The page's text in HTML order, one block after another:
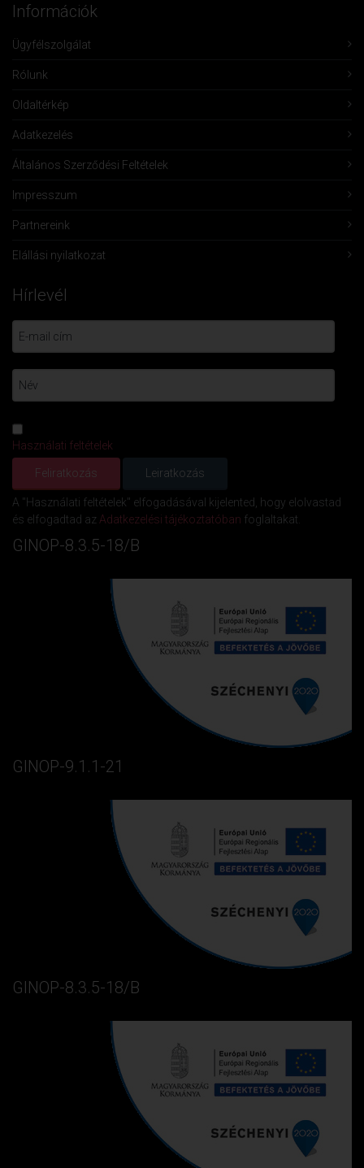
Információk
Ügyfélszolgálat
Rólunk
Oldaltérkép
Adatkezelés
Általános Szerződési Feltételek
Impresszum
Partnereink
Elállási nyilatkozat
Hírlevél
Használati feltételek
A "Használati feltételek" elfogadásával kijelented, hogy elolvastad
és elfogadtad az Adatkezelési tájékoztatóban foglaltakat.
GINOP-8.3.5-18/B
GINOP-9.1.1-21
GINOP-8.3.5-18/B